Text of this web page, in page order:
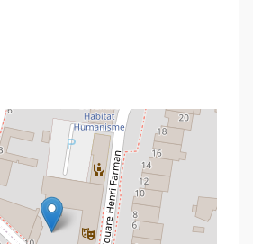
l'handicap Moteur